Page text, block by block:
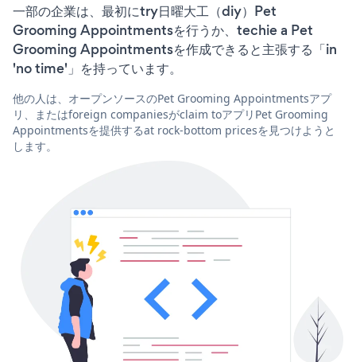
一部の企業は、最初にtry日曜大工（diy）Pet
Grooming Appointmentsを行うか、techie a Pet
Grooming Appointmentsを作成できると主張する「in
'no time'」を持っています。
他の人は、オープンソースのPet Grooming Appointmentsアプ
リ、またはforeign companiesがclaim toアプリPet Grooming
Appointmentsを提供するat rock-bottom pricesを見つけようと
します。